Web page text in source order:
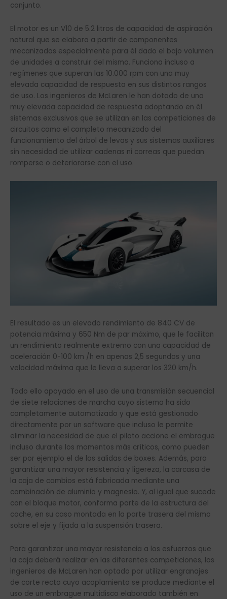
conjunto.
El motor es un V10 de 5.2 litros de capacidad de aspiración
natural que se elabora a partir de componentes
mecanizados especialmente para él dado el bajo volumen
de unidades a construir del mismo. Funciona incluso a
regímenes que superan las 10.000 rpm con una muy
elevada capacidad de respuesta en sus distintos rangos
de uso. Los ingenieros de McLaren le han dotado de una
muy elevada capacidad de respuesta adoptando en él
sistemas exclusivos que se utilizan en las competiciones de
circuitos como el completo mecanizado del
funcionamiento del árbol de levas y sus sistemas auxiliares
sin necesidad de utilizar cadenas ni correas que puedan
romperse o deteriorarse con el uso.
El resultado es un elevado rendimiento de 840 CV de
potencia máxima y 650 Nm de par máximo, que le facilitan
un rendimiento realmente extremo con una capacidad de
aceleración 0-100 km /h en apenas 2,5 segundos y una
velocidad máxima que le lleva a superar los 320 km/h.
Todo ello apoyado en el uso de una transmisión secuencial
de siete relaciones de marcha cuyo sistema ha sido
completamente automatizado y que está gestionado
directamente por un software que incluso le permite
eliminar la necesidad de que el piloto accione el embrague
incluso durante los momentos más críticos, como pueden
ser por ejemplo el de las salidas de boxes. Además, para
garantizar una mayor resistencia y ligereza, la carcasa de
la caja de cambios está fabricada mediante una
combinación de aluminio y magnesio. Y, al igual que sucede
con el bloque motor, conforma parte de la estructura del
coche, en su caso montada en la parte trasera del mismo
sobre el eje y fijada a la suspensión trasera.
Para garantizar una mayor resistencia a los esfuerzos que
la caja deberá realizar en las diferentes competiciones, los
ingenieros de McLaren han optado por utilizar engranajes
de corte recto cuyo acoplamiento se produce mediante el
uso de un embrague multidisco elaborado también en